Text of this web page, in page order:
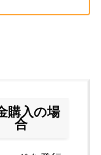
購入の場
合